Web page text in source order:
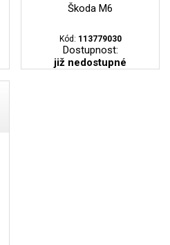
Škoda M6
Kód: 113779030
Dostupnost:
již nedostupné